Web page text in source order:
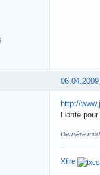
http://
Honte pour
Dernière
Xfire